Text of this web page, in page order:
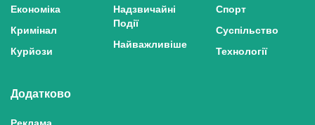
Економіка
Кримінал
Курйози
Надзвичайні
Події
Найважливіше
Спорт
Суспільство
Технології
Додатково
Реклама